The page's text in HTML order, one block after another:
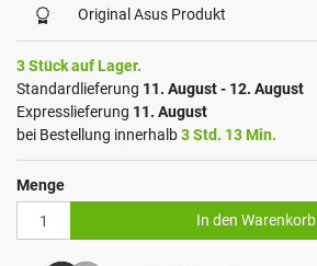
Original Asus Produkt
3 Stück auf Lager.
Standardlieferung 11. August - 12. August
Expresslieferung 11. August
bei Bestellung innerhalb3 Std. 13 Min.
Menge
In den Warenkorb